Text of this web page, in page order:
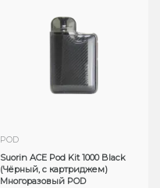
POD
Suorin ACE Pod Kit 1000 Black
(Чёрный, с картриджем)
Многоразовый POD